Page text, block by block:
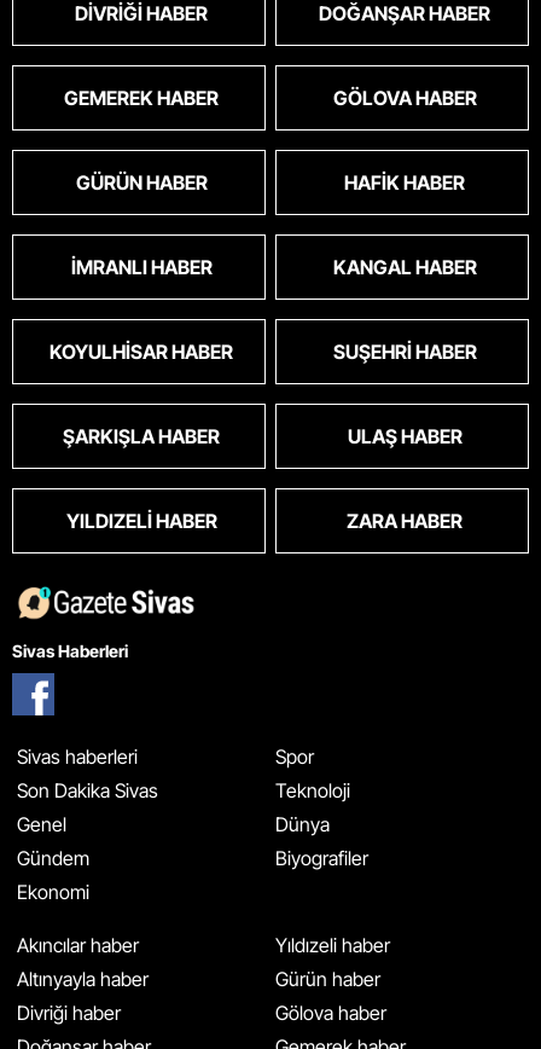
DIVRIĞI HABER DOĞANŞAR HABER
GEMEREK HABER GÖLOVA HABER
GÜRÜN HABER HAFIK HABER
İMRANLI HABER KANGAL HABER
KOYULHISAR HABER SUŞEHRI HABER
ŞARKIŞLA HABER ULAŞ HABER
YILDIZELI HABER ZARA HABER
Sivas Haberleri
Sivas haberleri
Son Dakika Sivas
Genel
Gündem
Ekonomi
Spor
Teknoloji
Dünya
Biyografiler
Akıncılar haber
Altınyayla haber
Divriği haber
Yıldızeli haber
Gürün haber
Gölova haber